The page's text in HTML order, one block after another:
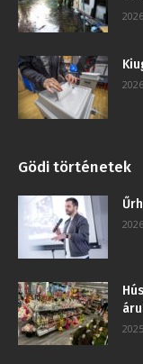
Gödi történetek